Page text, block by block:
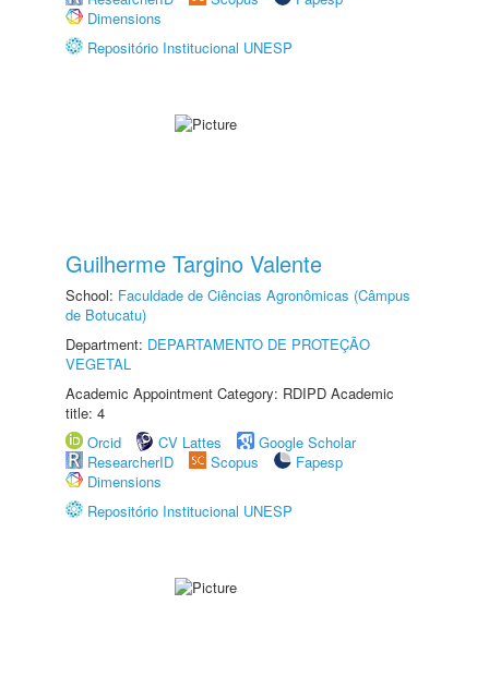
Dimensions
Repositório Institucional UNESP
Guilherme Targino Valente
School: Faculdade de Ciências Agronômicas (Câmpus
de Botucatu)
Department: DEPARTAMENTO DE PROTEÇÃO
VEGETAL
Academic Appointment Category: RDIPD Academic
title: 4
Orcid
CV Lattes
Google Scholar
ResearcherID
Scopus
Fapesp
Dimensions
Repositório Institucional UNESP